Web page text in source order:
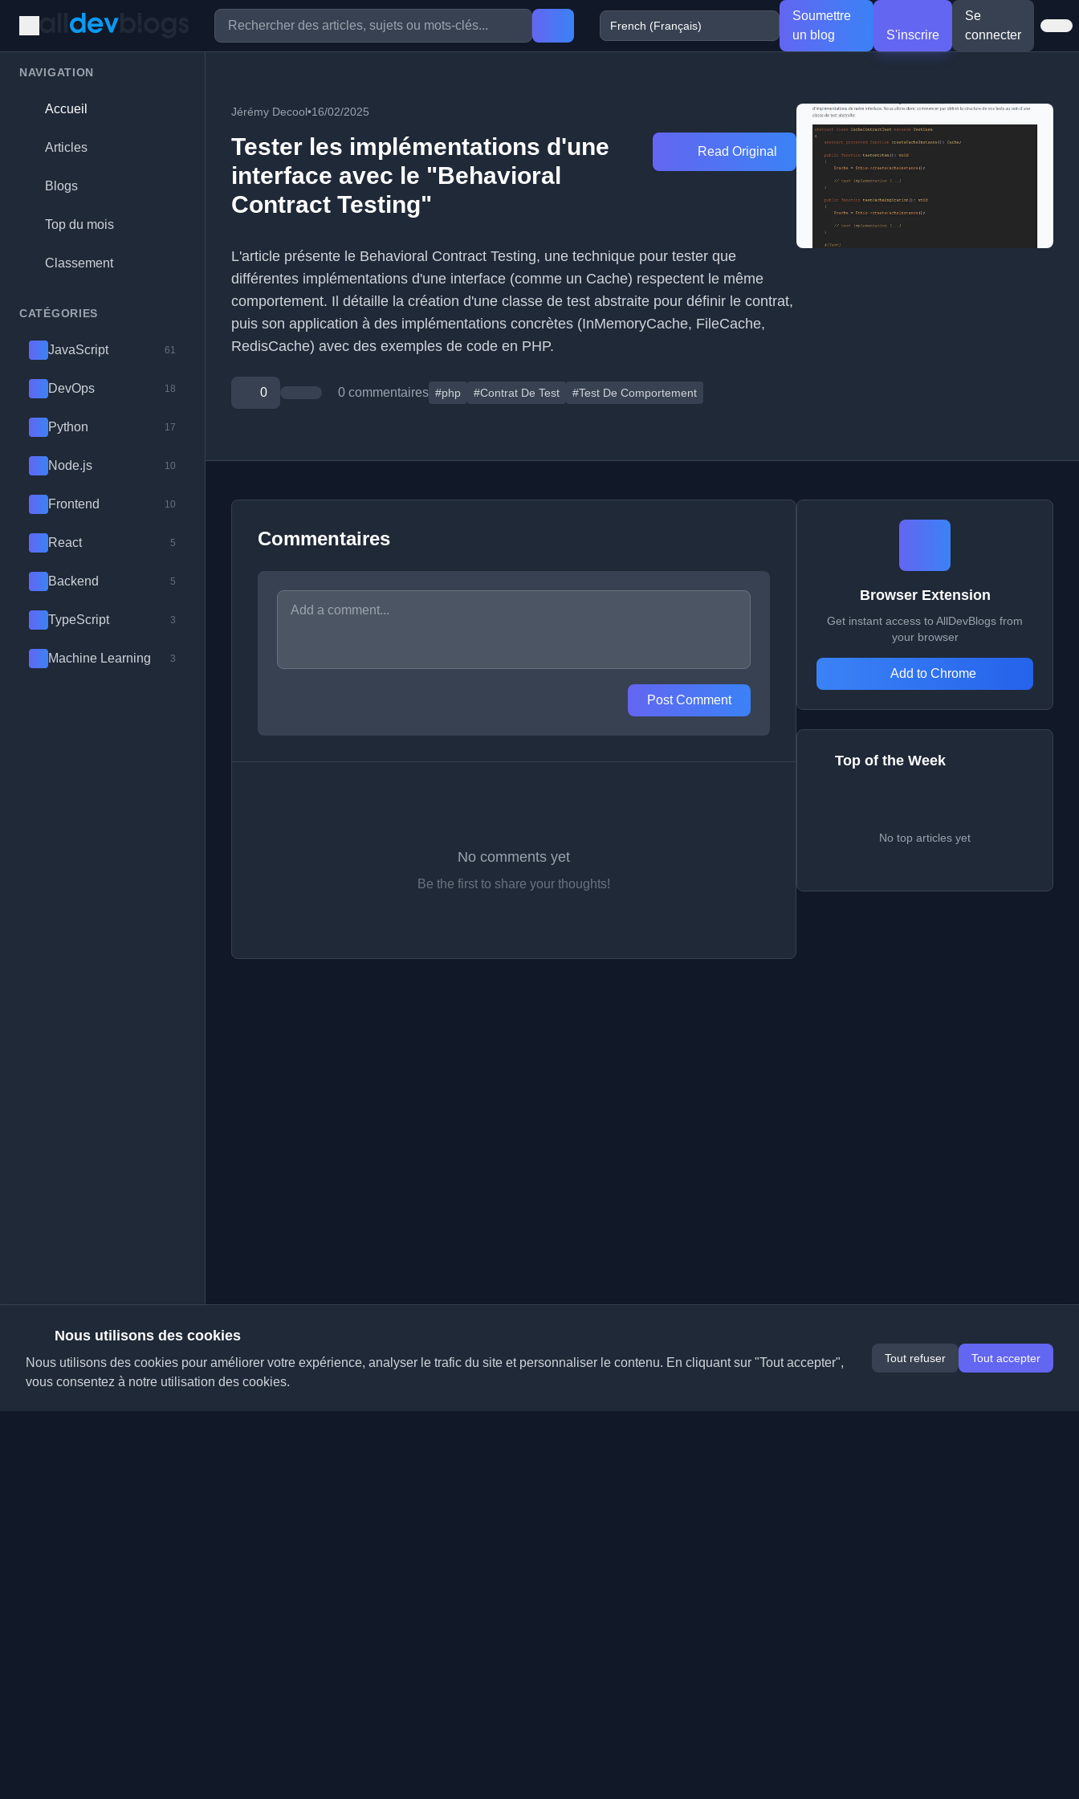
Soumettre
un blog
S'inscrire
Se
connecter
NAVIGATION
Accueil
Articles
Blogs
Top du mois
Classement
CATÉGORIES
JavaScript 61
DevOps 18
Python 17
Node.js 10
Frontend 10
React 5
Backend 5
TypeScript 3
Machine Learning 3
Jérémy Decool•16/02/2025
Tester les implémentations d'une
interface avec le "Behavioral
Contract Testing"
Read Original
L'article présente le Behavioral Contract Testing, une technique pour tester que
différentes implémentations d'une interface (comme un Cache) respectent le même
comportement. Il détaille la création d'une classe de test abstraite pour définir le contrat,
puis son application à des implémentations concrètes (InMemoryCache, FileCache,
RedisCache) avec des exemples de code en PHP.
0 0 commentaires #php #Contrat De Test #Test De Comportement
Commentaires
Post Comment
No comments yet
Be the first to share your thoughts!
Browser Extension
Get instant access to AllDevBlogs from
your browser
Add to Chrome
Top of the Week
No top articles yet
Nous utilisons des cookies
Nous utilisons des cookies pour améliorer votre expérience, analyser le trafic du site et personnaliser le contenu. En cliquant sur "Tout accepter",
vous consentez à notre utilisation des cookies.
Tout refuser Tout accepter